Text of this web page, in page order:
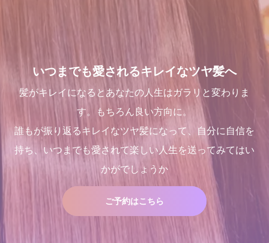
いつまでも愛されるキレイなツヤ髪へ
髪がキレイになるとあなたの人生はガラリと変わりま
す。もちろん良い方向に。
誰もが振り返るキレイなツヤ髪になって、自分に自信を
持ち、いつまでも愛されて楽しい人生を送ってみてはい
かがでしょうか
ご予約はこちら